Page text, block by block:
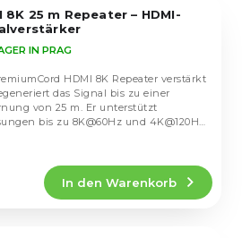
8K 25 m Repeater – HDMI-
IN PRAG
In den Warenkorb
HDMI 8K Repeater verstärkt
das Signal bis zu einer
von 25 m. Er unterstützt
bis zu 8K@60Hz und 4K@120Hz,